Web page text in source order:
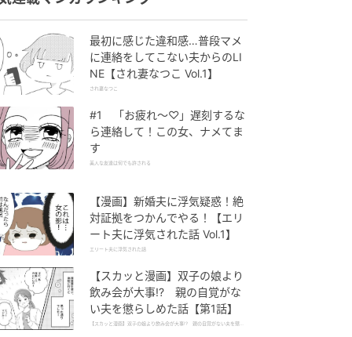
最初に感じた違和感…普段マメ
に連絡をしてこない夫からのLI
NE【され妻なつこ Vol.1】
され妻なつこ
#1 「お疲れ〜♡」遅刻するな
ら連絡して！この女、ナメてま
す
美人な友達は何でも許される
【漫画】新婚夫に浮気疑惑！絶
対証拠をつかんでやる！【エリ
ート夫に浮気された話 Vol.1】
エリート夫に浮気された話
【スカッと漫画】双子の娘より
飲み会が大事!? 親の自覚がな
い夫を懲らしめた話【第1話】
【スカッと漫画】双子の娘より飲み会が大事!? 親の自覚がない夫を懲ら